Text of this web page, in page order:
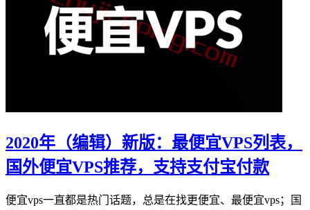
2020年（编辑）新版：最便宜VPS列表，
国外便宜VPS推荐，支持支付宝付款
便宜vps一直都是热门话题，总是在找更便宜、最便宜vps；国